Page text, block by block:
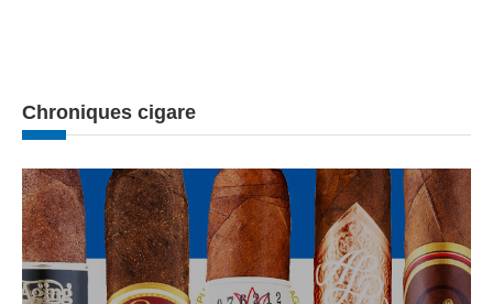
Chroniques cigare